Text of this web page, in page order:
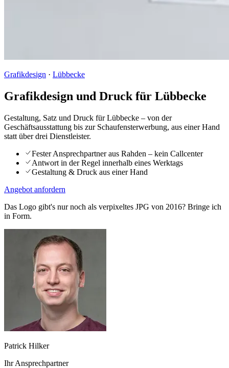
Grafikdesign · Lübbecke
Grafikdesign und Druck für Lübbecke
Gestaltung, Satz und Druck für Lübbecke – von der
Geschäftsausstattung bis zur Schaufensterwerbung, aus einer Hand
statt über drei Dienstleister.
Fester Ansprechpartner aus Rahden – kein Callcenter
Antwort in der Regel innerhalb eines Werktags
Gestaltung & Druck aus einer Hand
Angebot anfordern
Das Logo gibt's nur noch als verpixeltes JPG von 2016? Bringe ich
in Form.
Patrick Hilker
Ihr Ansprechpartner